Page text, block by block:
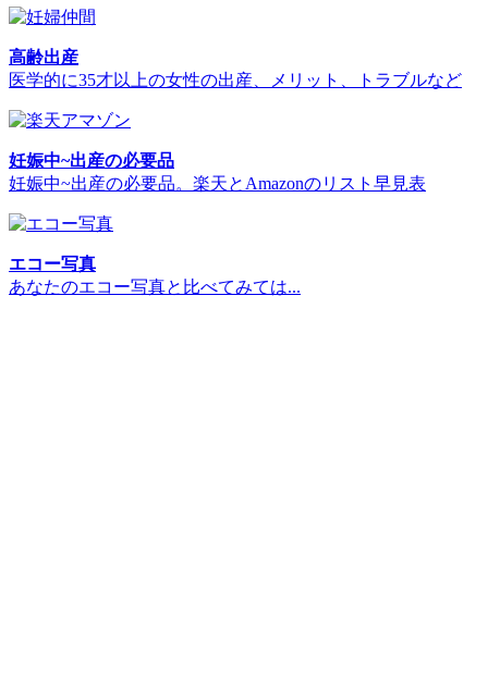
高齢出産
医学的に35才以上の女性の出産、メリット、トラブルなど
妊娠中~出産の必要品
妊娠中~出産の必要品。楽天とAmazonのリスト早見表
エコー写真
あなたのエコー写真と比べてみては...